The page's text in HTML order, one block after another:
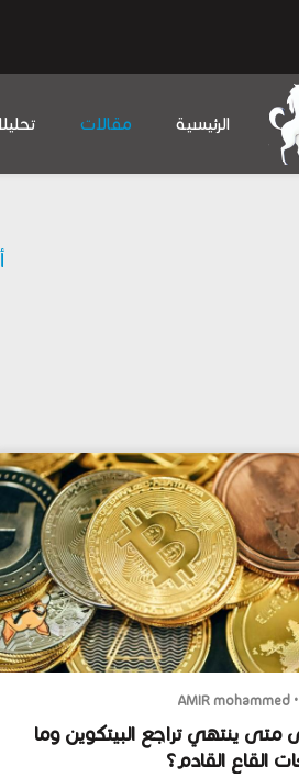
الرئيسية مقالات
AMIR mohammed
ينتهي تراجع البيتكوين وما
القاع القادم؟